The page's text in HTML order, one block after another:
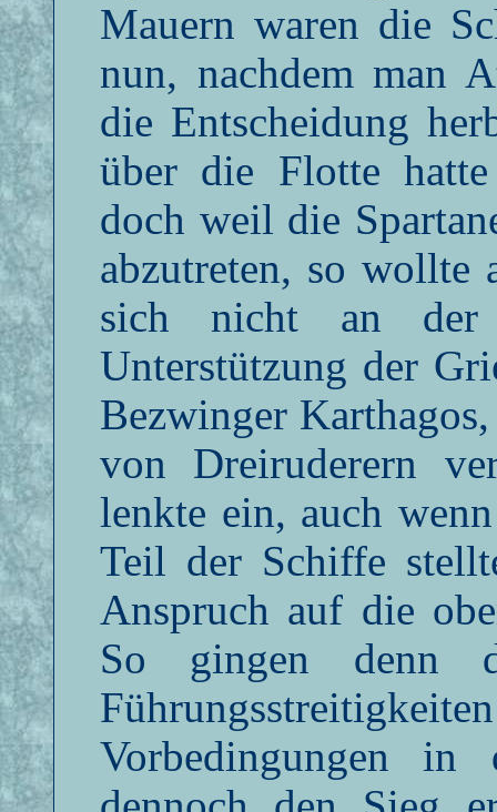
Mauern waren die
nun, nachdem man
die Entscheidung
über die Flotte
doch weil die
abzutreten, so wollte
sich nicht an der
Unterstützung der
Bezwinger
von Dreiruderern
lenkte ein, auch
Teil der Schiffe
Anspruch auf die
So gingen denn
Vorbedingungen